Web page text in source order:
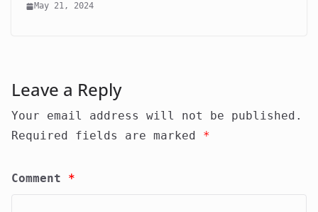
May 21, 2024
Leave a Reply
Your email address will not be published.
Required fields are marked *
Comment *